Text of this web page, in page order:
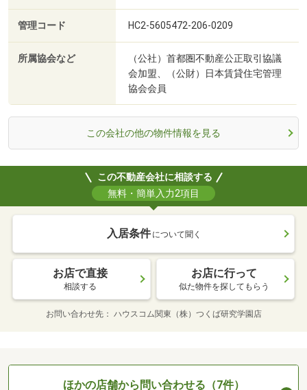
管理コード HC2-5605472-206-0209
所属協会など
（公社）首都圏不動産公正取引協議
会加盟、（公財）日本賃貸住宅管理
協会会員
この会社の他の物件情報を見る
この不動産会社に相談する
無料・簡単入力2項目
入居条件 について聞く
お店で直接
相談する
お店に行って
似た物件を探してもらう
お問い合わせ先 ハウスコム関東（株）つくば研究学園店
ほかの店舗から問い合わせる（7件）